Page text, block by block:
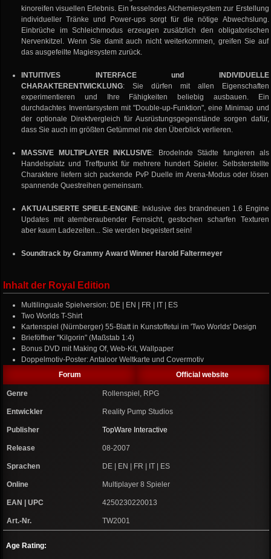
kinoreifen visuellen Erlebnis. Ein fesselndes Alchemiesystem zur Erstellung
individueller Tränke und Power-ups sorgt für die nötige Abwechslung.
Einbrüche im Schleichmodus erzeugen zusätzlich den obligatorischen
Nervenkitzel. Wenn Sie damit auch nicht weiterkommen, greifen Sie auf
das ausgefeilte Magiesystem zurück.
INTUITIVES INTERFACE und INDIVIDUELLE
CHARAKTERENTWICKLUNG: Sie dürfen mit allen Eigenschaften
experimentieren und Ihre Fähigkeiten beliebig ausbauen. Ein
durchdachtes Inventarsystem mit "Double-up-Funktion", eine Minimap und
der optionale Direktvergleich für Ausrüstungsgegenstände sorgen dafür,
dass Sie auch im größten Getümmel nie den Überblick verlieren.
MASSIVE MULTIPLAYER INKLUSIVE: Brodelnde Städte fungieren als
Handelsplatz und Treffpunkt für mehrere hundert Spieler. Selbsterstellte
Charaktere liefern sich packende PvP Duelle im Arena-Modus oder lösen
spannende Questreihen gemeinsam.
AKTUALISIERTE SPIELE-ENGINE: Inklusive des brandneuen 1.6 Engine
Updates mit atemberaubender Fernsicht, gestochen scharfen Texturen
aber kaum Ladezeiten... Sie werden begeistert sein!
Soundtrack by Grammy Award Winner Harold Faltermeyer
Inhalt der Royal Edition
Multilinguale Spielversion: DE | EN | FR | IT | ES
Two Worlds T-Shirt
Kartenspiel (Nürnberger) 55-Blatt in Kunstoffetui im 'Two Worlds' Design
Brieföffner "Kilgorin" (Maßstab 1:4)
Bonus DVD mit Making Of, Web-Kit, Wallpaper
Doppelmotiv-Poster: Antaloor Weltkarte und Covermotiv
Forum
Official website
Genre Rollenspiel, RPG
Entwickler Reality Pump Studios
Publisher TopWare Interactive
Release 08-2007
Sprachen DE | EN | FR | IT | ES
Online Multiplayer 8 Spieler
EAN | UPC 4250230220013
Art.-Nr. TW2001
Age Rating: